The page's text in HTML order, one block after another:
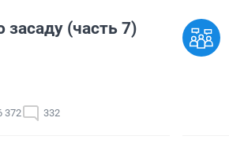
засаду (часть 7)
372 332